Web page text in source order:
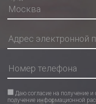
Даю согласие на получение
получение информационной